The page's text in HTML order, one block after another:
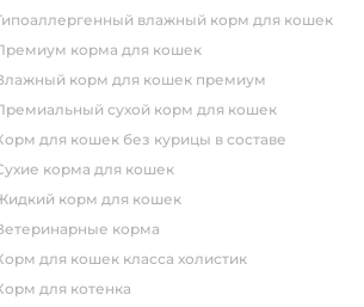
гипоаллергенный влажный корм для кошек
премиум корма для кошек
влажный корм для кошек премиум
премиальный сухой корм для кошек
корм для кошек без курицы в составе
сухие корма для кошек
жидкий корм для кошек
ветеринарные корма
корм для кошек класса холистик
корм для котенка